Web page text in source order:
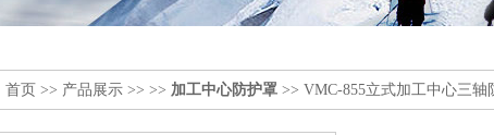
首页 >> 产品展示 >> >> 加工中心防护罩 >> VMC-855立式加工中心三轴